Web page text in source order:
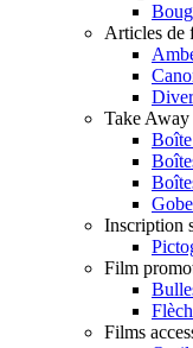
Articles de
Take Away
Inscription
Film
Films